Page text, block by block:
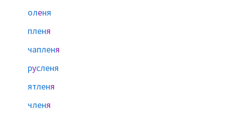
оленя
пленя
чапленя
русленя
ятленя
членя